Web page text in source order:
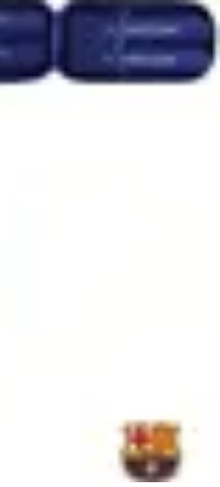
Urgences de